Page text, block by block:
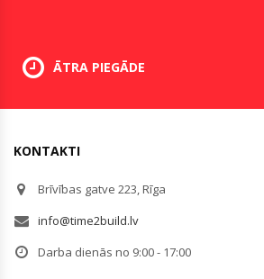
ĀTRA PIEGĀDE
KONTAKTI
Brīvības gatve 223, Rīga
info@time2build.lv
Darba dienās no 9:00 - 17:00